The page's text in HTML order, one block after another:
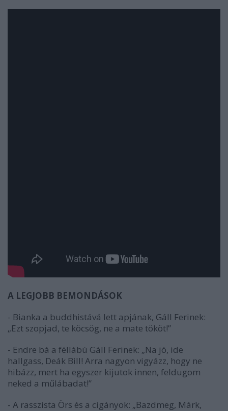
A LEGJOBB BEMONDÁSOK
- Bianka a buddhistává lett apjának, Gáll Ferinek:
„Ezt szopjad, te köcsög, ne a mate tököt!”
- Endre bá a féllábú Gáll Ferinek: „Na jó, ide
hallgass, Deák Bill! Arra nagyon vigyázz, hogy ne
hibázz, mert ha egyszer kijutok innen, feldugom
neked a műlábadat!”
- A rasszista Örs és a cigányok: „Bazdmeg, Márk,